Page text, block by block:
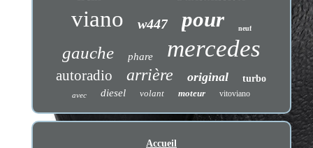
viano w447 pour neuf
gauche phare mercedes
autoradio arrière original turbo
avec diesel volant moteur vitoviano
Accueil